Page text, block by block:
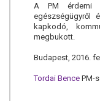
A PM érdemi
egészségügyről
kapkodó,
megbukott.
Budapest, 2016.
Tordai BencePM-